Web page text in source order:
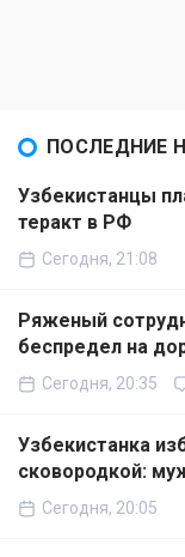
ПОСЛЕДНИЕ
Узбекистанцы
теракт в РФ
Сегодня, 21:08
Ряженый
беспредел на
Сегодня, 20:35
Узбекистанка
сковородкой:
Сегодня, 20:05